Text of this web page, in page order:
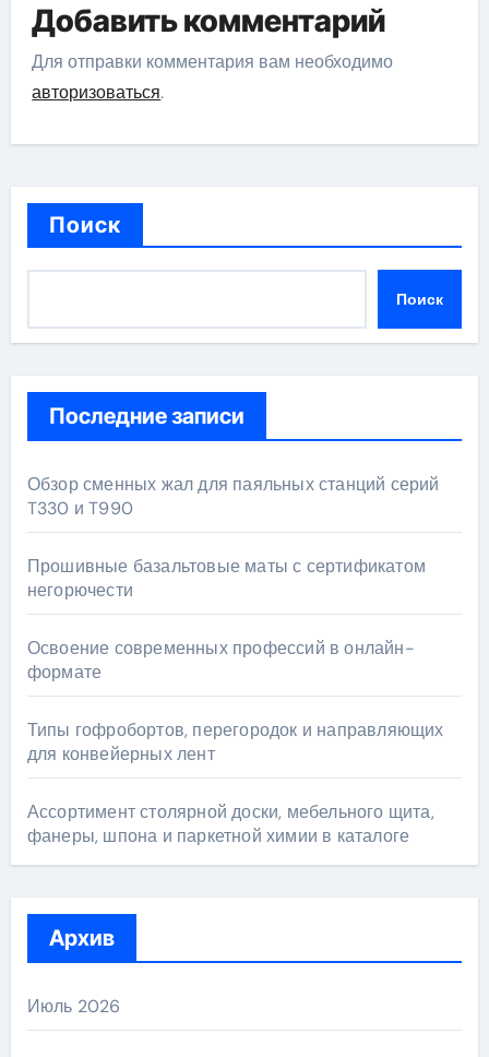
Добавить комментарий
Для отправки комментария вам необходимо
авторизоваться.
Поиск
Поиск
Последние записи
Обзор сменных жал для паяльных станций серий
T330 и T990
Прошивные базальтовые маты с сертификатом
негорючести
Освоение современных профессий в онлайн-
формате
Типы гофробортов, перегородок и направляющих
для конвейерных лент
Ассортимент столярной доски, мебельного щита,
фанеры, шпона и паркетной химии в каталоге
Архив
Июль 2026